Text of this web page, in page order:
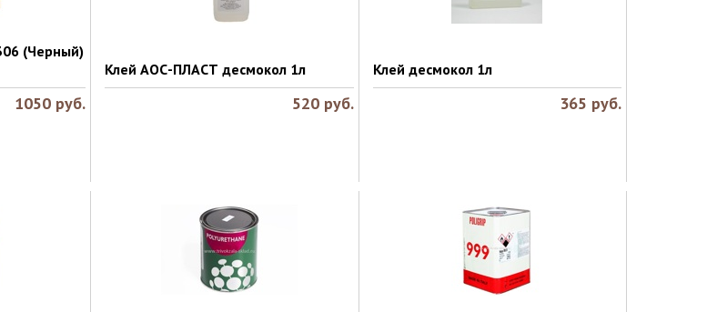
(Черный)
1050 руб.
Клей АОС-ПЛАСТ десмокол 1л
520 руб.
Клей десмокол 1л
365 руб.